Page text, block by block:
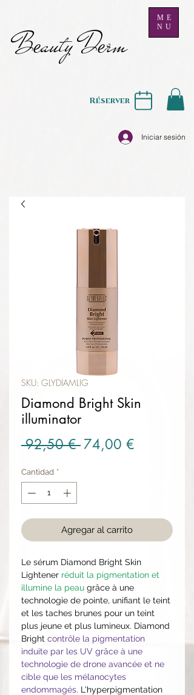
Beauty Derm
ME
NU
Iniciar sesión
Réserver
SKU: GLYDIAMLIG
Diamond Bright Skin
illuminator
92,50 € Precio
74,00 €
Cantidad *
Agregar al carrito
Le sérum Diamond Bright Skin
Lightener réduit la pigmentation et
illumine la peau grâce à une
technologie de pointe, unifiant le teint
et les taches brunes pour un teint
plus jeune et plus lumineux. Diamond
Bright contrôle la pigmentation
induite par les UV grâce à une
technologie de drone avancée et ne
cible que les mélanocytes
endommagés. L'hyperpigmentation